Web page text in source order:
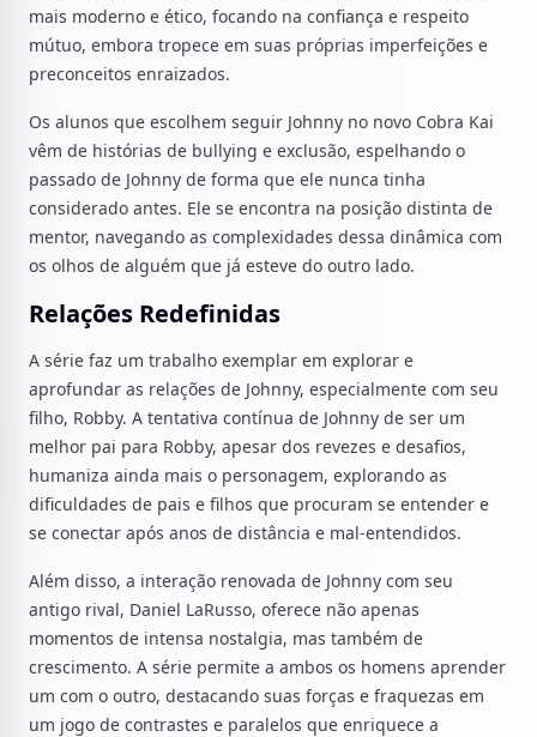
mais moderno e ético, focando na confiança e respeito
mútuo, embora tropece em suas próprias imperfeições e
preconceitos enraizados.
Os alunos que escolhem seguir Johnny no novo Cobra Kai
vêm de histórias de bullying e exclusão, espelhando o
passado de Johnny de forma que ele nunca tinha
considerado antes. Ele se encontra na posição distinta de
mentor, navegando as complexidades dessa dinâmica com
os olhos de alguém que já esteve do outro lado.
Relações Redefinidas
A série faz um trabalho exemplar em explorar e
aprofundar as relações de Johnny, especialmente com seu
filho, Robby. A tentativa contínua de Johnny de ser um
melhor pai para Robby, apesar dos revezes e desafios,
humaniza ainda mais o personagem, explorando as
dificuldades de pais e filhos que procuram se entender e
se conectar após anos de distância e mal-entendidos.
Além disso, a interação renovada de Johnny com seu
antigo rival, Daniel LaRusso, oferece não apenas
momentos de intensa nostalgia, mas também de
crescimento. A série permite a ambos os homens aprender
um com o outro, destacando suas forças e fraquezas em
um jogo de contrastes e paralelos que enriquece a